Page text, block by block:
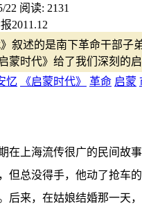
22 阅读: 2131
2011.12
》叙述的是南下革命干部
蒙时代》给了我们深刻的启
忆 《启蒙时代》 革命 启蒙
在上海流传很广的民间故
但总没得手，他动了抢车
后来，在姑娘结婚那一天